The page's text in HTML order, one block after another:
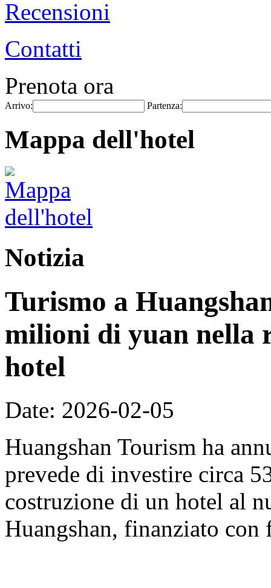
Recensioni
Contatti
Prenota ora
Arrivo: Partenza:
Mappa dell'hotel
Notizia
Turismo a
milioni di yuan nella
hotel
Date: 2026-02-05
Huangshan Tourism ha
prevede di investire circa
costruzione di un hotel al
Huangshan, finanziato